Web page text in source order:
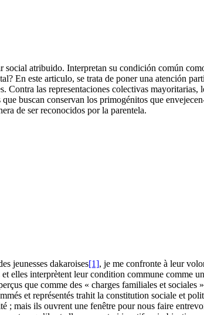
atribuido. Interpretan su condición común
En este articulo, se trata de poner una atención
Contra las representaciones colectivas
buscan conservan los primogénitos que
de ser reconocidos por la parentela.
jeunesses dakaroises[1], je me confronte à leur
elles interprètent leur condition commune comme
que comme des « charges familiales et
et représentés trahit la constitution sociale et
; mais ils ouvrent une fenêtre pour nous faire